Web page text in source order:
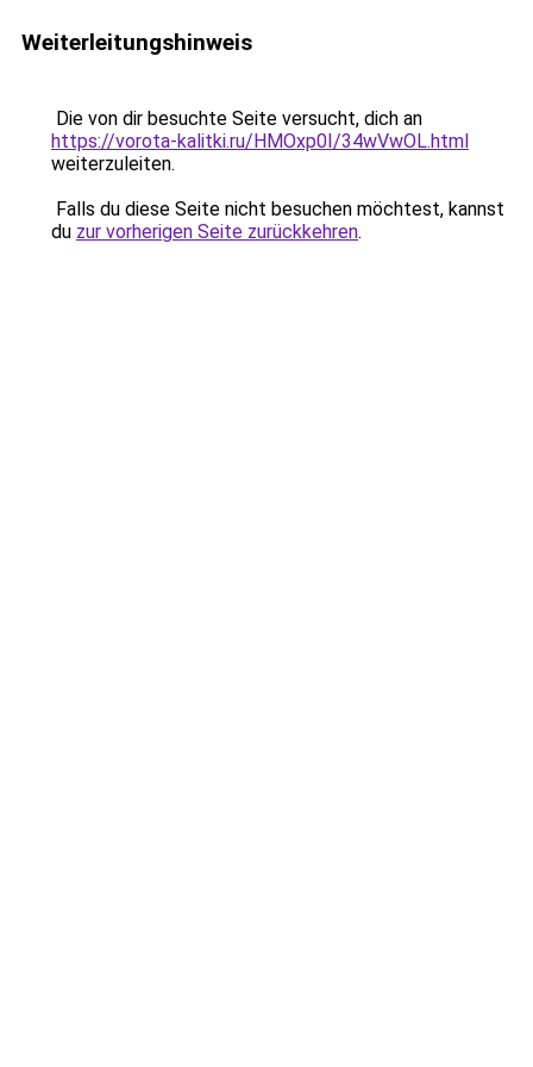
Weiterleitungshinweis
Die von dir besuchte Seite versucht, dich an
https://vorota-kalitki.ru/HMOxp0I/34wVwOL.html
weiterzuleiten.
Falls du diese Seite nicht besuchen möchtest, kannst
du zur vorherigen Seite zurückkehren.